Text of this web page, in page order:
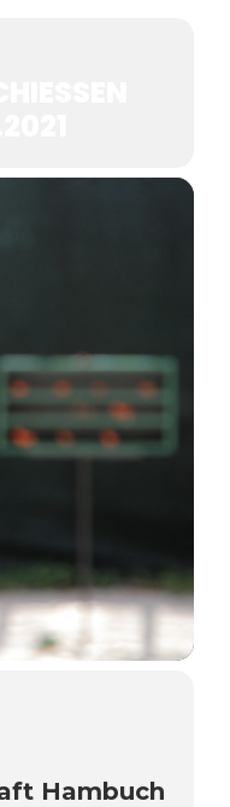
Hambuch